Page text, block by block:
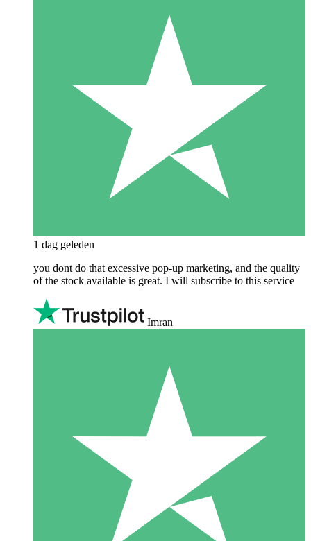
1 dag geleden
you dont do that excessive pop-up marketing, and the quality
of the stock available is great. I will subscribe to this service
Imran